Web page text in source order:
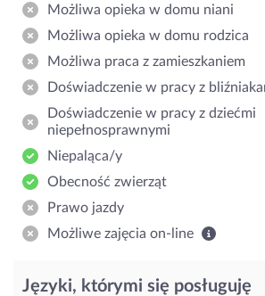
Możliwa opieka w domu niani
Możliwa opieka w domu rodzica
Możliwa praca z zamieszkaniem
Doświadczenie w pracy z
Doświadczenie w pracy z dziećmi
niepełnosprawnymi
Niepaląca/y
Obecność zwierząt
Prawo jazdy
Możliwe zajęcia on-line
Języki, którymi się posługuję